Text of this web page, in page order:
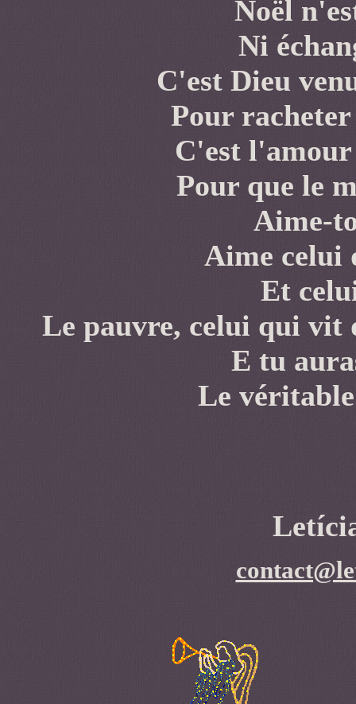
Noël
Ni
C'est Dieu
Pour
C'est
Pour que le
Aime-
Aime celui
Et
Le pauvre, celui qui vit
E tu
Le véritable